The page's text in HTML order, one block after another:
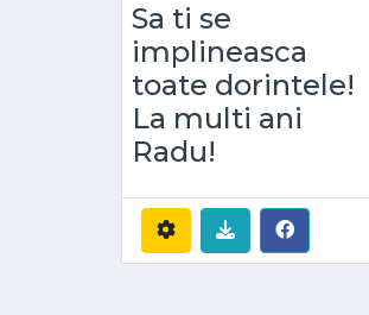
Sa ti se
implineasca
toate dorintele!
La multi ani
Radu!